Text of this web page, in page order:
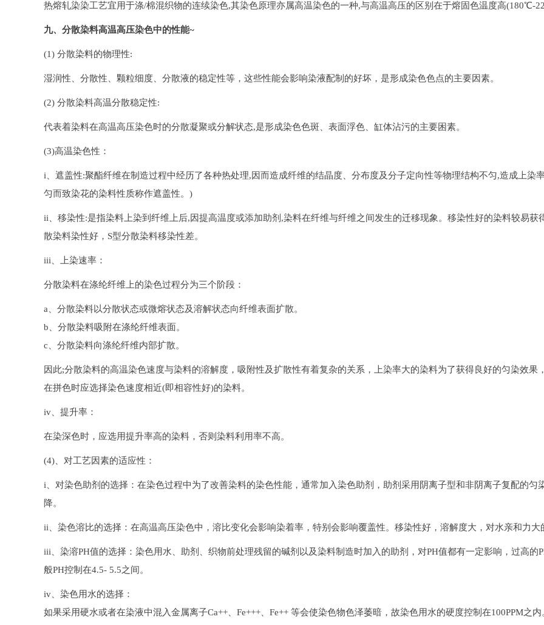
热熔轧染染工艺宜用于涤/棉混织物的连续染色,其染色原理亦属高温染色的一种,与高温高压的区别在于熔固色温度高(180℃-
九、分散染料高温高压染色中的性能~
(1) 分散染料的物理性:
湿润性、分散性、颗粒细度、分散液的稳定性等，这些性能会影响染液配制的好坏，是形成染色色点的主要因素。
(2) 分散染料高温分散稳定性:
代表着染料在高温高压染色时的分散凝聚或分解状态,是形成染色色斑、表面浮色、缸体沾污的主要困素。
(3)高温染色性：
i、遮盖性:聚酯纤维在制造过程中经历了各种热处理,因而造成纤维的结晶度、分布度及分子定向性等物理结构不匀,造成上染
匀而致染花的染料性质称作遮盖性。)
ii、移染性:是指染料上染到纤维上后,因提高温度或添加助剂,染料在纤维与纤维之间发生的迁移现象。移染性好的染料较易
散染料染性好，S型分散染料移染性差。
iii、上染速率：
分散染料在涤纶纤维上的染色过程分为三个阶段：
a、分散染料以分散状态或微熔状态及溶解状态向纤维表面扩散。
b、分散染料吸附在涤纶纤维表面。
c、分散染料向涤纶纤维内部扩散。
因此;分散染料的高温染色速度与染料的溶解度，吸附性及扩散性有着复杂的关系，上染率大的染料为了获得良好的匀染效
在拼色时应选择染色速度相近(即相容性好)的染料。
iv、提升率：
在染深色时，应选用提升率高的染料，否则染料利用率不高。
(4)、对工艺因素的适应性：
i、对染色助剂的选择：在染色过程中为了改善染料的染色性能，通常加入染色助剂，助剂采用阴离子型和非阴离子复配的
降。
ii、染色溶比的选择：在高温高压染色中，溶比变化会影响染着率，特别会影响覆盖性。移染性好，溶解度大，对水亲和力
iii、染溶PH值的选择：染色用水、助剂、织物前处理残留的碱剂以及染料制造时加入的助剂，对PH值都有一定影响，过高
般PH控制在4.5- 5.5之间。
iv、染色用水的选择：
如果采用硬水或者在染液中混入金属离子Ca++、Fe+++、Fe++ 等会使染色物色泽萎暗，故染色用水的硬度控制在100PPM之内